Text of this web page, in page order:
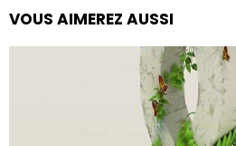
VOUS AIMEREZ AUSSI